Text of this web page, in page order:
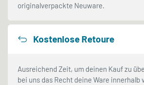
originalverpackte Neuware.
Kostenlose Retoure
Ausreichend Zeit, um deinen Kauf zu
bei uns das Recht deine Ware innerhalb